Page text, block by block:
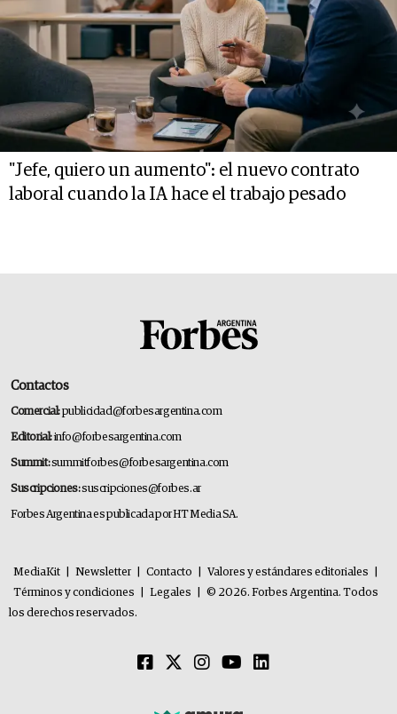
"Jefe, quiero un aumento": el nuevo contrato
laboral cuando la IA hace el trabajo pesado
Contactos
Comercial:publicidad@forbesargentina.com
Editorial:info@forbesargentina.com
Summit:summitforbes@forbesargentina.com
Suscripciones:suscripciones@forbes.ar
Forbes Argentina es publicada por HT Media SA.
MediaKit Newsletter Contacto Valores y estándares editoriales
Términos y condiciones
Legales
© 2026. Forbes Argentina. Todos
los derechos reservados.